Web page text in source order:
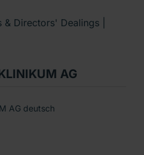
Directors' Dealings |
AG
AG deutsch